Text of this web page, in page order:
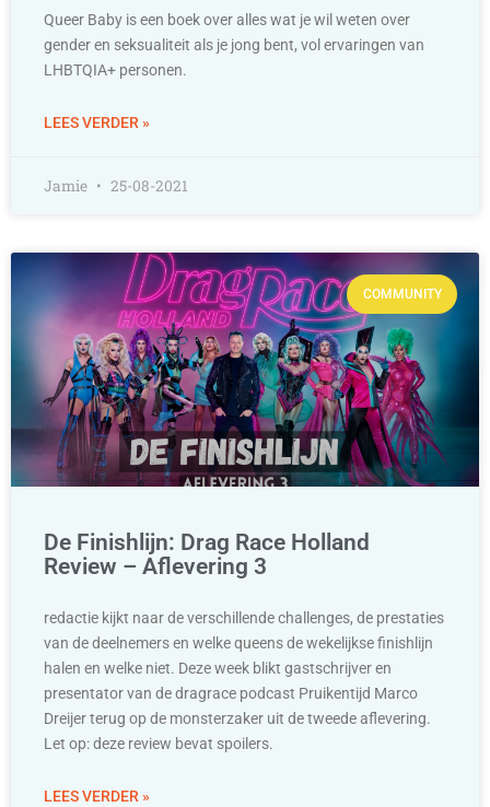
Queer Baby is een boek over alles wat je wil weten over
gender en seksualiteit als je jong bent, vol ervaringen van
LHBTQIA+ personen.
LEES VERDER »
Jamie 25-08-2021
COMMUNITY
De Finishlijn: Drag Race Holland
Review – Aflevering 3
redactie kijkt naar de verschillende challenges, de prestaties
van de deelnemers en welke queens de wekelijkse finishlijn
halen en welke niet. Deze week blikt gastschrijver en
presentator van de dragrace podcast Pruikentijd Marco
Dreijer terug op de monsterzaker uit de tweede aflevering.
Let op: deze review bevat spoilers.
LEES VERDER »